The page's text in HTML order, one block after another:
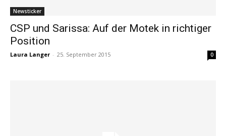
Newsticker
CSP und Sarissa: Auf der Motek in richtiger
Position
Laura Langer - 25. September 2015 0